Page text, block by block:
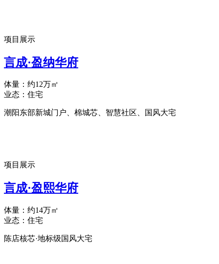
项目展示
言成·盈纳华府
体量：约12万㎡
业态：住宅
潮阳东部新城门户、棉城芯、智慧社区、国风大宅
项目展示
言成·盈熙华府
体量：约14万㎡
业态：住宅
陈店核芯·地标级国风大宅